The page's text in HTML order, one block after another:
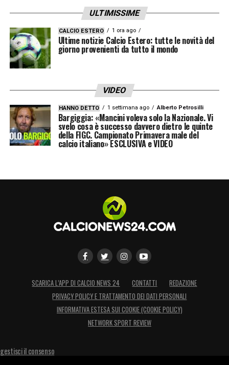
ULTIMISSIME
CALCIO ESTERO 1 ora ago
Ultime notizie Calcio Estero: tutte le novità del
giorno provenienti da tutto il mondo
VIDEO
HANNO DETTO 1 settimana ago Alberto Petrosilli
Bargiggia: «Mancini voleva solo la Nazionale. Vi
svelo cosa è successo davvero dietro le quinte
della FIGC. Campionato Primavera male del
calcio italiano» ESCLUSIVA e VIDEO
SCARICA L’APP DI CALCIO NEWS 24 CONTATTI
REDAZIONE
PRIVACY POLICY E TRATTAMENTO DEI DATI PERSONALI
INFORMATIVA ESTESA SUI COOKIE (COOKIE POLICY)
NETWORK SPORT REVIEW
gestisci il consenso